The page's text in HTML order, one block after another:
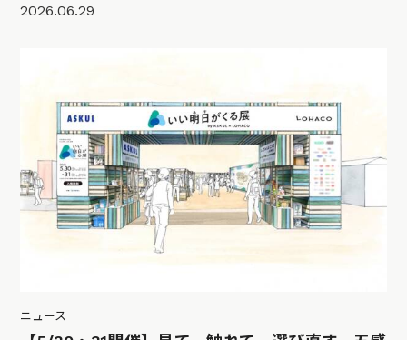
2026.06.29
ニュース